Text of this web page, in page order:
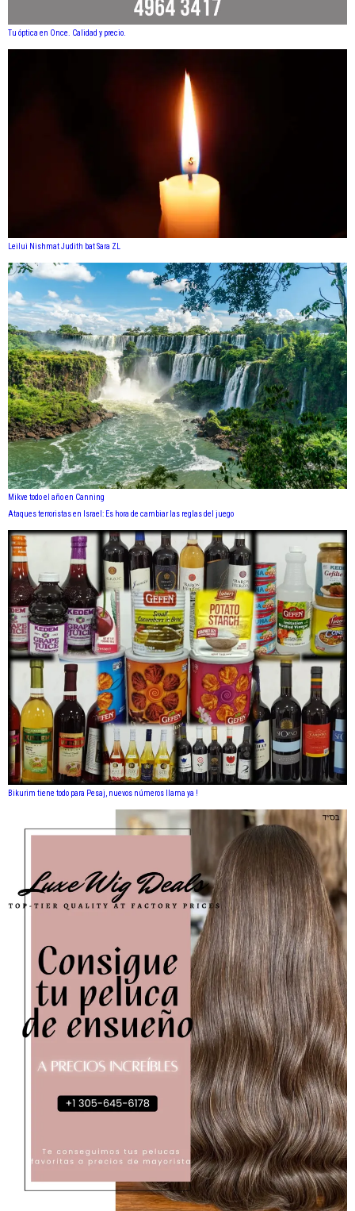
Tu óptica en Once. Calidad y precio.
Leilui Nishmat Judith bat Sara ZL
Mikve todo el año en Canning
Ataques terroristas en Israel: Es hora de cambiar las reglas del juego
Bikurim tiene todo para Pesaj, nuevos números llama ya !